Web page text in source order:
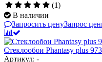
(1)
В наличии
Запросить ценуЗапрос
Стеклообои Phantasy plus
Артикул: -